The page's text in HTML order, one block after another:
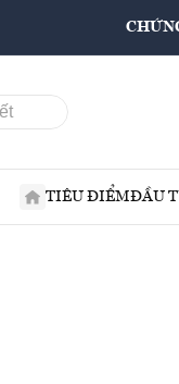
TIÊU ĐIỂMĐẦU